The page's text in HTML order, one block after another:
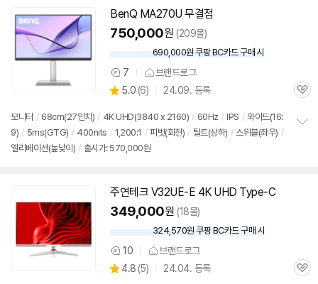
BenQ MA270U 무결점
750,000원 (209몰)
우
할
인
690,000원 쿠팡 BC카드 구매 시
상
품
견
7 브랜드로그
별
점
5.0 (상
리
뷰
6) 24.09. 등록
관
모니터 / 68cm(27인치) / 4K UHD(3840 x 2160) / 60Hz / IPS / 와이드(16:
9) / 5ms(GTG) / 400nits / 1,200:1 / 피벗(회전) / 틸트(상하) / 스위블(좌우) /
엘리베이션(높낮이) / 출시가: 570,000원
주연테크 V32UE-E 4K UHD Type-C
349,000원 (18몰)
우
할
인
324,570원 쿠팡 BC카드 구매 시
상
품
10 브랜드로그
별
4.8 (상
5) 24.04. 등록
관